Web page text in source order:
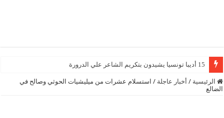
15 أديبا تونسيا يشيدون بتكريم الشاعر علي الدرورة
الرئيسية / أخبار عاجلة /
استسلام عشرات من ميليشيات الحوثي وصالح في
الضالع